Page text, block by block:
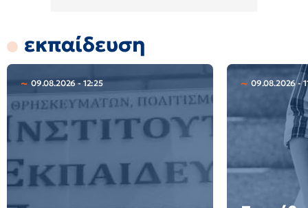
εκπαίδευση
09.08.2026 - 12:25 09.08.2026 -